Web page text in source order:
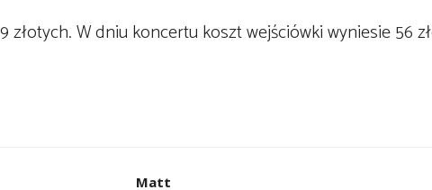
W dniu koncertu koszt wejściówki wyniesie 56
Matt